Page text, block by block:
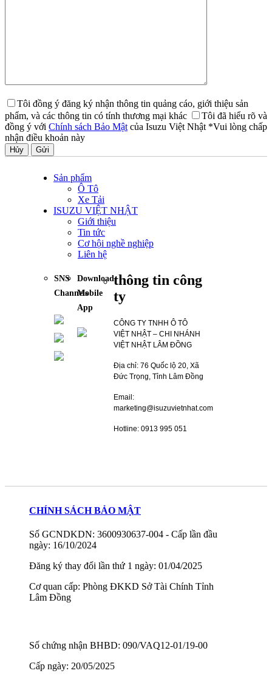
Tôi đồng ý đăng ký nhận thông tin quảng cáo, giới thiệu sản
phẩm, và các thông tin có tính thương mại khác
Tôi đã hiểu rõ và
đồng ý với Chính sách Bảo Mật của Isuzu Việt Nhật *Vui lòng chấp
nhận điều khoản này
Hủy
Sản phẩm
Ô Tô
Xe Tải
ISUZU VIỆT NHẬT
Giới thiệu
Tin tức
Cơ hội nghề nghiệp
Liên hệ
SNS
Channels
Download
Mobile
App
thông tin công
ty
CÔNG TY TNHH Ô TÔ
VIỆT NHẬT – CHI NHÁNH
VIỆT NHẬT LÂM ĐỒNG
Địa chỉ: 76 Quốc lộ 20, Xã
Đức Trọng, Tỉnh Lâm Đồng
Email:
marketing@isuzuvietnhat.com
Hotline: 0913 995 051
CHÍNH SÁCH BẢO MẬT
Số GCNDKDN: 3600930637-004 - Cấp lần đầu
ngày: 16/10/2024
Đăng ký thay đổi lần thứ 1 ngày: 01/04/2025
Cơ quan cấp: Phòng ĐKKD Sở Tài Chính Tỉnh
Lâm Đồng
Số chứng nhận BHBD: 090/VAQ12-01/19-00
Cấp ngày: 20/05/2025